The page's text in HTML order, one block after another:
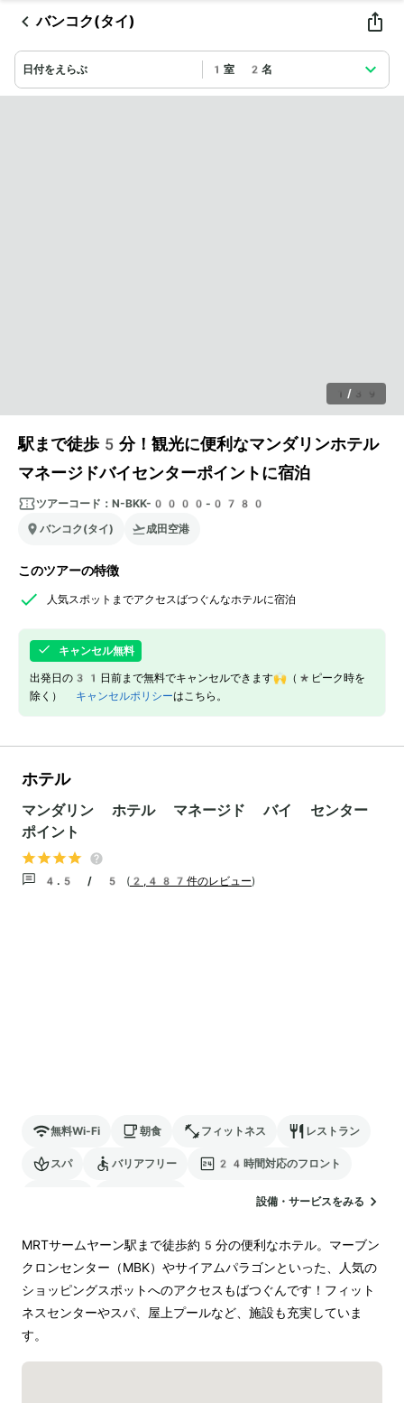
バンコク(タイ)
日付をえらぶ 1室 2名
1 / 39
駅まで徒歩5分！観光に便利なマンダリンホテル
マネージドバイセンターポイントに宿泊
ツアーコード： N-BKK-0000-0780
バンコク(タイ)
成田空港
このツアーの特徴
人気スポットまでアクセスばつぐんなホテルに宿泊
キャンセル無料
出発日の31日前まで無料でキャンセルできます🙌（*ピーク時を
除く） キャンセルポリシーはこちら。
ホテル
マンダリン ホテル マネージド バイ センター
ポイント
4.5 / 5 ( 2,487件のレビュー)
無料Wi-Fi 朝食 フィットネス レストラン
スパ バリアフリー 24時間対応のフロント
設備・サービスをみる
MRTサームヤーン駅まで徒歩約5分の便利なホテル。マーブン
クロンセンター（MBK）やサイアムパラゴンといった、人気の
ショッピングスポットへのアクセスもばつぐんです！フィット
ネスセンターやスパ、屋上プールなど、施設も充実していま
す。